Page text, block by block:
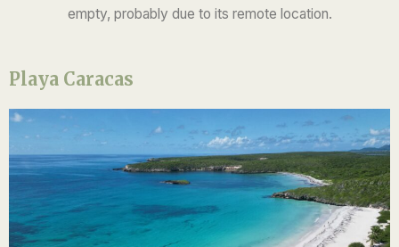
empty, probably due to its remote location.
Playa Caracas